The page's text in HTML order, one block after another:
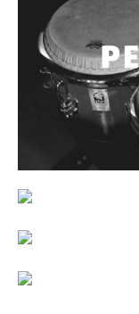
Accesorios
Controladores
Tornamesa
Interfaz
Luces y Escenario